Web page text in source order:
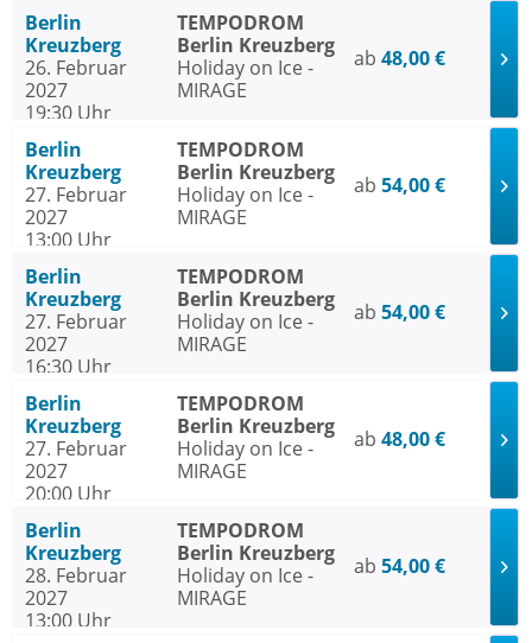
Berlin
Kreuzberg
26. Februar
2027
19:30 Uhr
TEMPODROM
Berlin Kreuzberg
Holiday on Ice -
MIRAGE
ab 48,00 €
Berlin
Kreuzberg
27. Februar
2027
13:00 Uhr
TEMPODROM
Berlin Kreuzberg
Holiday on Ice -
MIRAGE
ab 54,00 €
Berlin
Kreuzberg
27. Februar
2027
16:30 Uhr
TEMPODROM
Berlin Kreuzberg
Holiday on Ice -
MIRAGE
ab 54,00 €
Berlin
Kreuzberg
27. Februar
2027
20:00 Uhr
TEMPODROM
Berlin Kreuzberg
Holiday on Ice -
MIRAGE
ab 48,00 €
Berlin
Kreuzberg
28. Februar
2027
13:00 Uhr
TEMPODROM
Berlin Kreuzberg
Holiday on Ice -
MIRAGE
ab 54,00 €